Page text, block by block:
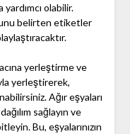
olabilir.
belirten etiketler
yerleştirme ve
yerleştirerek,
Ağır eşyaları
sağlayın ve
Bu, eşyalarınızın